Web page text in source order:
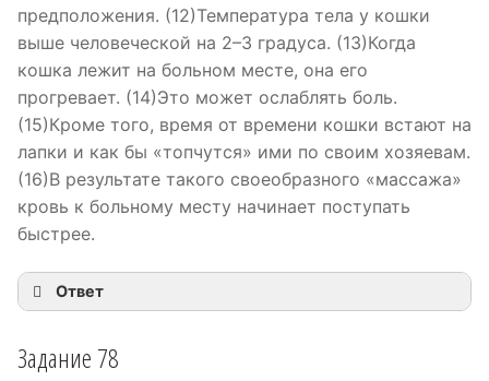
предположения. (12)Температура тела у кошки
выше человеческой на 2–3 градуса. (13)Когда
кошка лежит на больном месте, она его
прогревает. (14)Это может ослаблять боль.
(15)Кроме того, время от времени кошки встают на
лапки и как бы «топчутся» ими по своим хозяевам.
(16)В результате такого своеобразного «массажа»
кровь к больному месту начинает поступать
быстрее.
Ответ
Задание 78